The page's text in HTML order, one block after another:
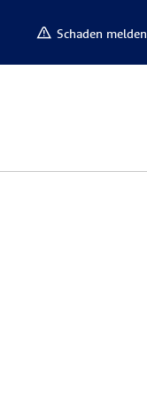
Schaden melden